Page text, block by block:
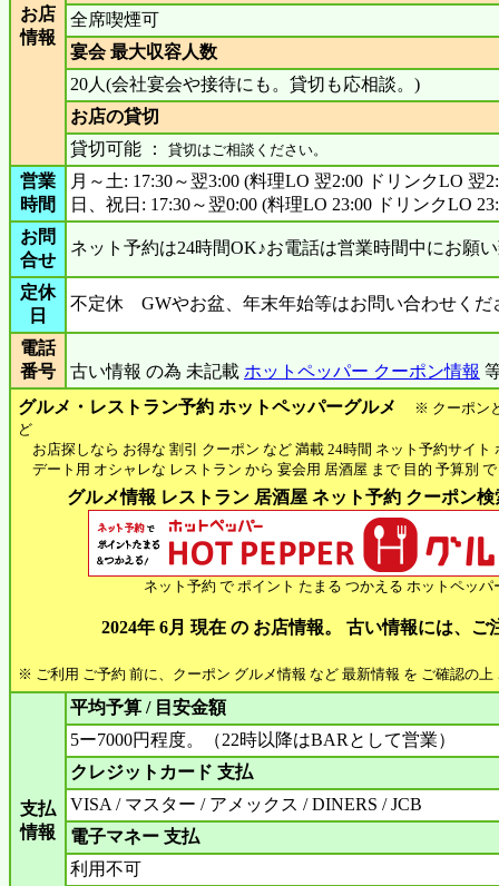
お店
情報
全席喫煙可
宴会 最大収容人数
20人(会社宴会や接待にも。貸切も応相談。)
お店の貸切
貸切可能 ： 貸切はご相談ください。
営業
時間
月～土: 17:30～翌3:00 (料理LO 翌2:00 ドリンクLO 翌
日、祝日: 17:30～翌0:00 (料理LO 23:00 ドリンクLO
お問
合せ
ネット予約は24時間OK♪お電話は営業時間中にお願
定休
日
不定休 GWやお盆、年末年始等はお問い合わせくだ
電話
番号
古い情報 の為 未記載 ホットペッパー クーポン情報
グルメ・レストラン予約 ホットペッパーグルメ
※ クーポン
ど
お店探しなら お得な 割引 クーポン など 満載 24時間 ネット予約サイト
デート用 オシャレな レストラン から 宴会用 居酒屋 まで 目的 予算別
グルメ情報 レストラン 居酒屋 ネット予約 クーポン
ネット予約 で ポイント たまる つかえる ホットペッパ
2024年 6月 現在 の お店情報。 古い情報には、ご
※ ご利用 ご予約 前に、クーポン グルメ情報 など 最新情報 を ご確認の上
支払
情報
平均予算 / 目安金額
5ー7000円程度。（22時以降はBARとして営業）
クレジットカード 支払
VISA / マスター / アメックス / DINERS / JCB
電子マネー 支払
利用不可